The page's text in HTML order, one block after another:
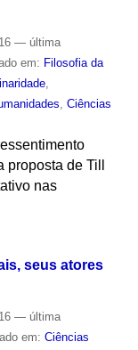
— última
em: Filosofia da
,
, Ciências
de Till
nas
seus atores
— última
em: Ciências